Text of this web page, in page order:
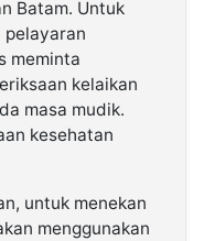
Batam. Untuk
pelayaran
meminta
kelaikan
masa mudik.
kesehatan
untuk menekan
menggunakan